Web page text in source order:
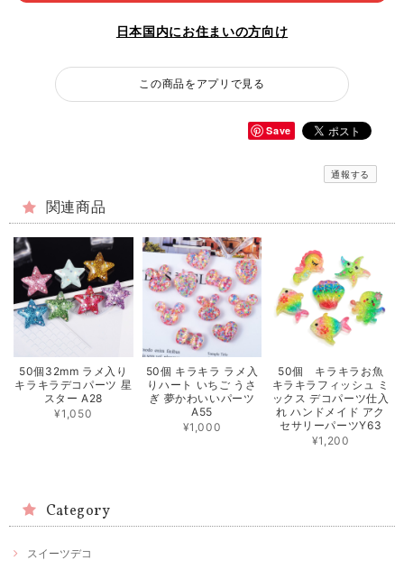
日本国内にお住まいの方向け
この商品をアプリで見る
Save
通報する
関連商品
50個32mm ラメ入り
キラキラデコパーツ 星
スター A28
¥1,050
50個 キラキラ ラメ入
りハート いちご うさ
ぎ 夢かわいいパーツ
A55
¥1,000
50個 キラキラお魚
キラキラフィッシュ ミ
ックス デコパーツ仕入
れ ハンドメイド アク
セサリーパーツY63
¥1,200
Category
スイーツデコ